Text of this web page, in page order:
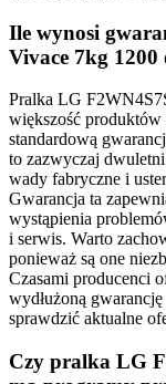
Ile wynosi
Vivace 7kg 1200
Pralka LG
większość produktów
standardową
to zazwyczaj
wady fabryczne i
Gwarancja ta
wystąpienia
i serwis. Warto
ponieważ są one
Czasami producenci
wydłużoną
sprawdzić aktualne
Czy pralka LG